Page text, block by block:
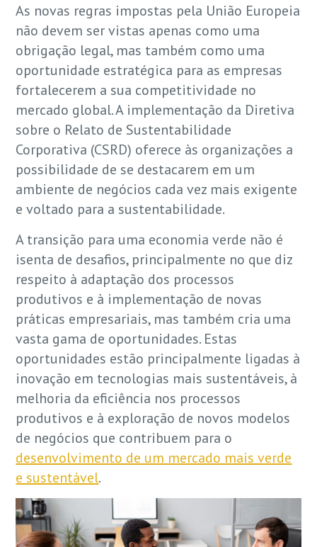
As novas regras impostas pela União Europeia
não devem ser vistas apenas como uma
obrigação legal, mas também como uma
oportunidade estratégica para as empresas
fortalecerem a sua competitividade no
mercado global. A implementação da Diretiva
sobre o Relato de Sustentabilidade
Corporativa (CSRD) oferece às organizações a
possibilidade de se destacarem em um
ambiente de negócios cada vez mais exigente
e voltado para a sustentabilidade.
A transição para uma economia verde não é
isenta de desafios, principalmente no que diz
respeito à adaptação dos processos
produtivos e à implementação de novas
práticas empresariais, mas também cria uma
vasta gama de oportunidades. Estas
oportunidades estão principalmente ligadas à
inovação em tecnologias mais sustentáveis, à
melhoria da eficiência nos processos
produtivos e à exploração de novos modelos
de negócios que contribuem para o
desenvolvimento de um mercado mais verde
e sustentável.